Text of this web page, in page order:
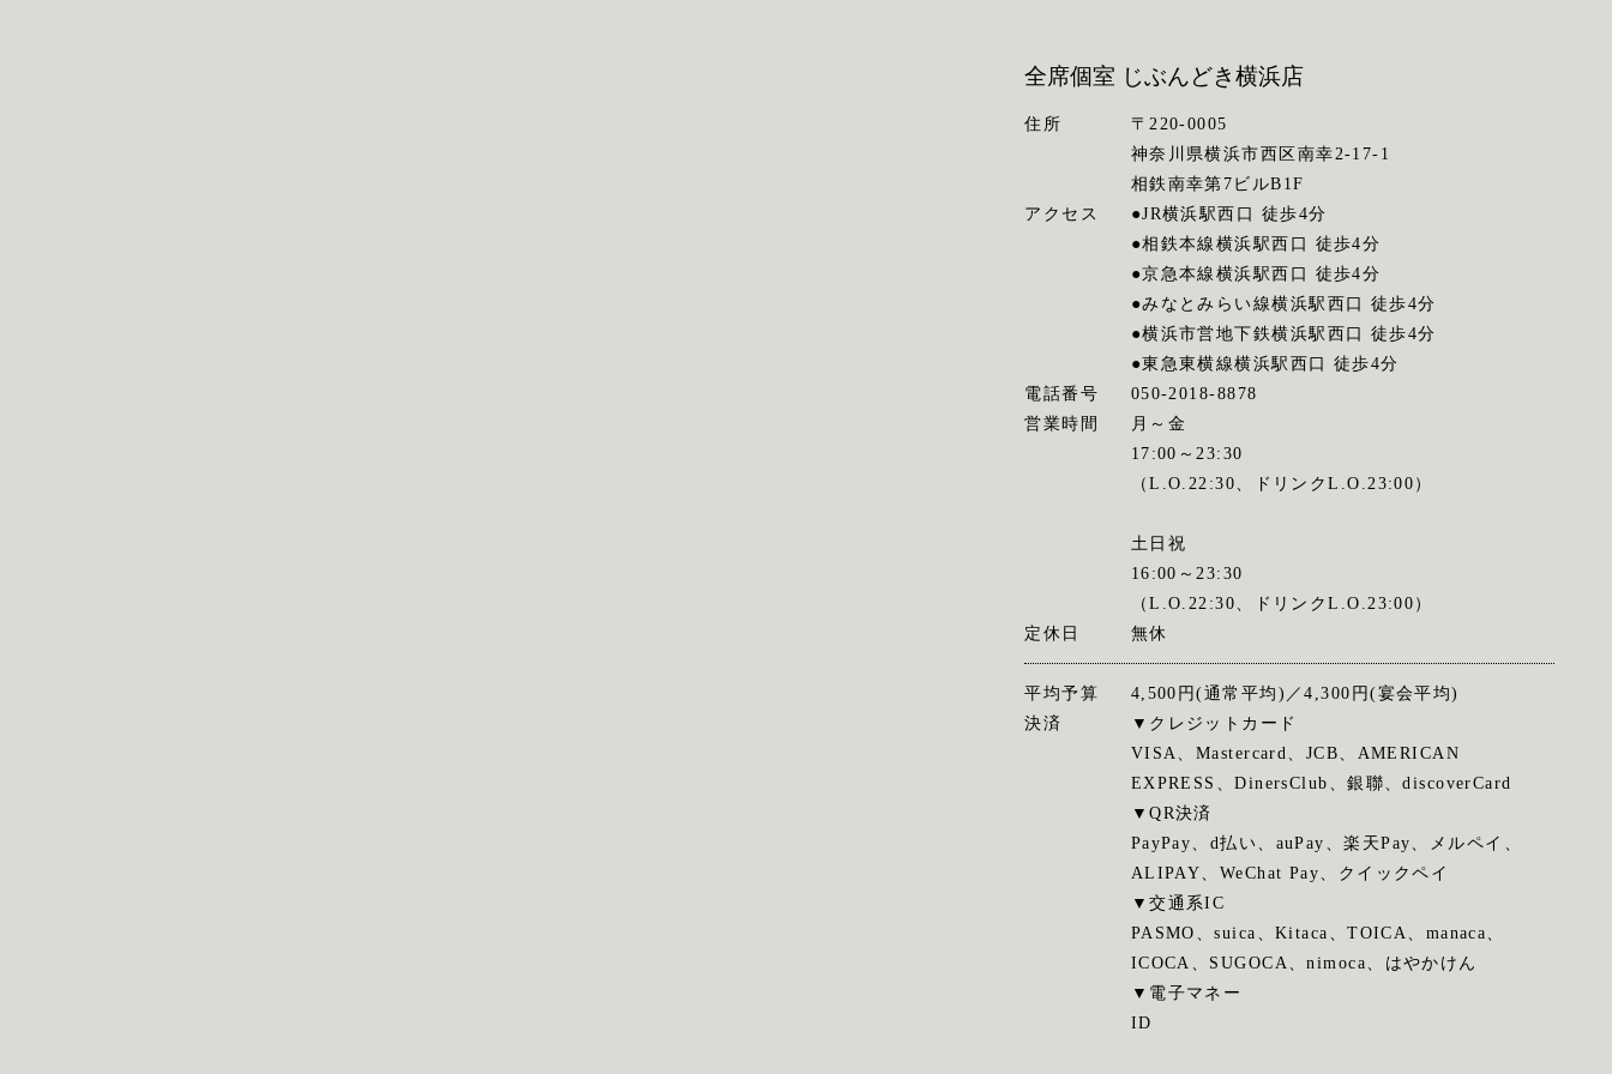
全席個室 じぶんどき横浜店
住所
〒220-0005
神奈川県横浜市西区南幸2-17-1
相鉄南幸第7ビルB1F
アクセス
●JR横浜駅西口 徒歩4分
●相鉄本線横浜駅西口 徒歩4分
●京急本線横浜駅西口 徒歩4分
●みなとみらい線横浜駅西口 徒歩4分
●横浜市営地下鉄横浜駅西口 徒歩4分
●東急東横線横浜駅西口 徒歩4分
電話番号
050-2018-8878
営業時間
月～金
17:00～23:30
（L.O.22:30、ドリンクL.O.23:00）
土日祝
16:00～23:30
（L.O.22:30、ドリンクL.O.23:00）
定休日
無休
平均予算
4,500円(通常平均)／4,300円(宴会平均)
決済
▼クレジットカード
VISA、Mastercard、JCB、AMERICAN
EXPRESS、DinersClub、銀聯、discoverCard
▼QR決済
PayPay、d払い、auPay、楽天Pay、メルペイ、
ALIPAY、WeChat Pay、クイックペイ
▼交通系IC
PASMO、suica、Kitaca、TOICA、manaca、
ICOCA、SUGOCA、nimoca、はやかけん
▼電子マネー
ID